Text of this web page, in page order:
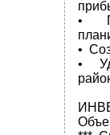
•
•
•